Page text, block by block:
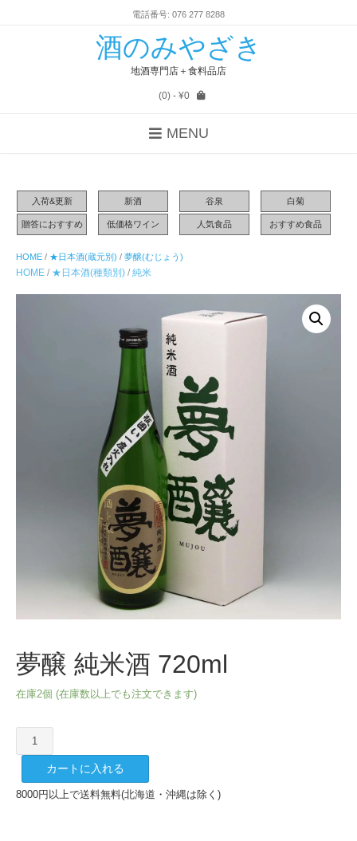
電話番号: 076 277 8288
酒のみやざき
地酒専門店＋食料品店
(0)- ¥0
MENU
入荷&更新 新酒 谷泉 白菊
贈答におすすめ 低価格ワイン 人気食品 おすすめ食品
HOME / ★日本酒(蔵元別) / 夢醸(むじょう)
HOME / ★日本酒(種類別) / 純米
夢醸 純米酒 720ml
在庫2個 (在庫数以上でも注文できます)
醸
米
カートに入れる
8000円以上で送料無料(北海道・沖縄は除く)